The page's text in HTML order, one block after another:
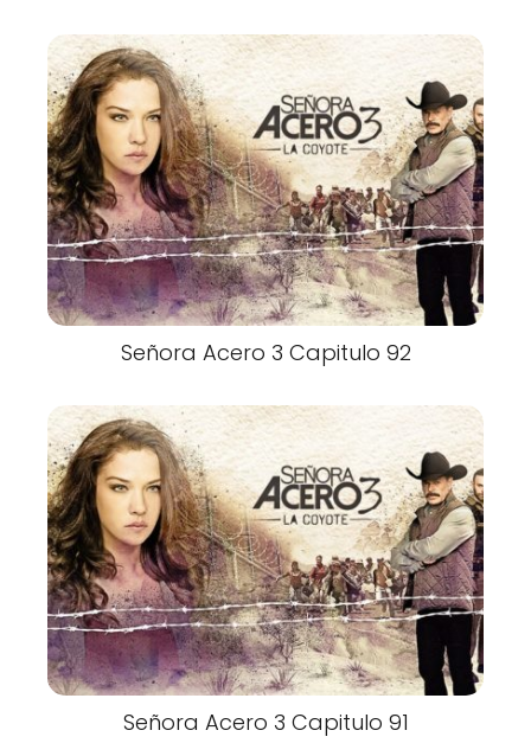
Señora Acero 3 Capitulo 92
Señora Acero 3 Capitulo 91